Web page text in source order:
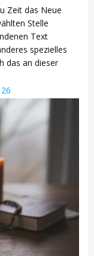
Zeit das Neue
Stelle
Text
spezielles
das an dieser